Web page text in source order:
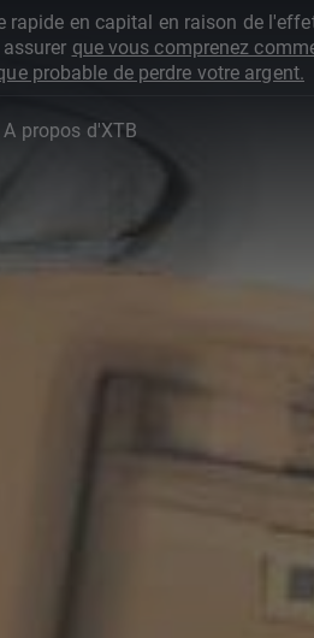
en capital en raison de
que vous comprenez
probable de perdre votre argent.
A propos d'XTB